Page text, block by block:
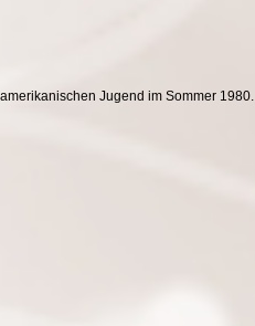
Jugend im Sommer 1980.